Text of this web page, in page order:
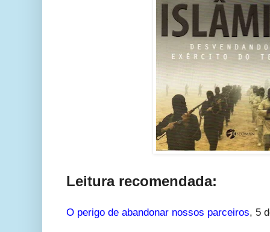
Leitura recomendada:
O perigo de abandonar nossos parceiros, 5